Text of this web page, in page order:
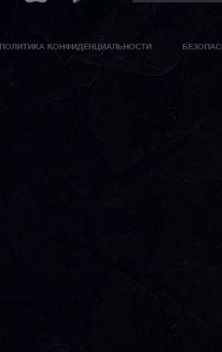
ПОЛИТИКА КОНФИДЕНЦИАЛЬНОСТИ